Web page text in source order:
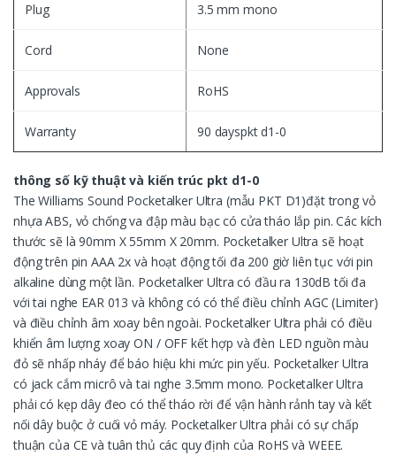
Plug 3.5 mm mono
Cord None
Approvals RoHS
Warranty 90 dayspkt d1-0
thông số kỹ thuật và kiến ​​trúc pkt d1-0
The Williams Sound Pocketalker Ultra (mẫu PKT D1)đặt trong vỏ
nhựa ABS, vỏ chống va đập màu bạc có cửa tháo lắp pin. Các kích
thước sẽ là 90mm X 55mm X 20mm. Pocketalker Ultra sẽ hoạt
động trên pin AAA 2x và hoạt động tối đa 200 giờ liên tục với pin
alkaline dùng một lần. Pocketalker Ultra có đầu ra 130dB tối đa
với tai nghe EAR 013 và không có có thể điều chỉnh AGC (Limiter)
và điều chỉnh âm xoay bên ngoài. Pocketalker Ultra phải có điều
khiển âm lượng xoay ON / OFF kết hợp và đèn LED nguồn màu
đỏ sẽ nhấp nháy để báo hiệu khi mức pin yếu. Pocketalker Ultra
có jack cắm micrô và tai nghe 3.5mm mono. Pocketalker Ultra
phải có kẹp dây đeo có thể tháo rời để vận hành rảnh tay và kết
nối dây buộc ở cuối vỏ máy. Pocketalker Ultra phải có sự chấp
thuận của CE và tuân thủ các quy định của RoHS và WEEE.